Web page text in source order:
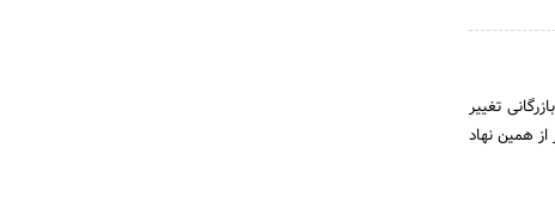
تغییر
همین نهاد